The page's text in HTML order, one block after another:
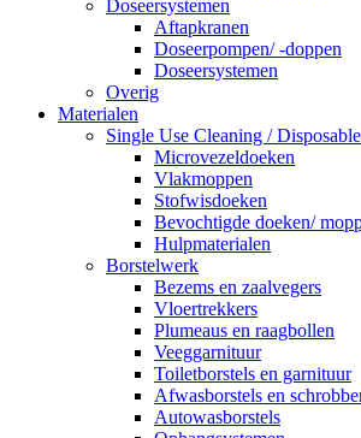
Doseersystemen
Aftapkranen
Doseerpompen/ -doppen
Doseersystemen
Overig
Materialen
Single Use Cleaning /
Microvezeldoeken
Vlakmoppen
Stofwisdoeken
Bevochtigde doeken/
Hulpmaterialen
Borstelwerk
Bezems en zaalvegers
Vloertrekkers
Plumeaus en raagbollen
Veeggarnituur
Toiletborstels en garnituur
Afwasborstels en
Autowasborstels